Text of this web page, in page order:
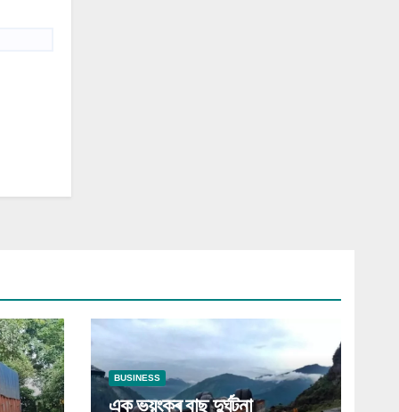
BUSINESS
এক ভয়ংকৰ বাছ দুৰ্ঘটনা